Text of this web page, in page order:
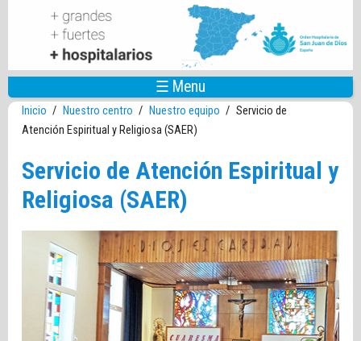
Pasar al contenido principal
☰ Menu
Inicio / Nuestro centro / Nuestro equipo / Servicio de
Atención Espiritual y Religiosa (SAER)
Servicio de Atención Espiritual y
Religiosa (SAER)